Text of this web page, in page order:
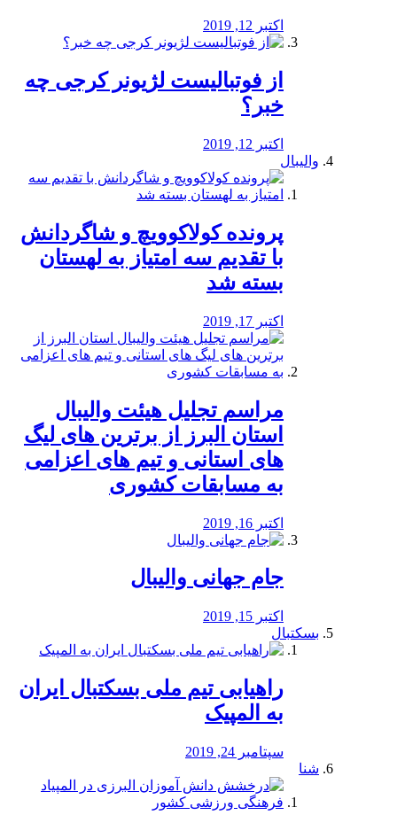
اکتبر 12, 2019
از فوتبالیست لژیونر کرجی چه
خبر؟
اکتبر 12, 2019
والیبال
پرونده کولاکوویچ و شاگردانش
با تقدیم سه امتیاز به لهستان
بسته شد
اکتبر 17, 2019
مراسم تجلیل هیئت والیبال
استان البرز از برترین های لیگ
های استانی و تیم های اعزامی
به مسابقات کشوری
اکتبر 16, 2019
جام جهانی والیبال
اکتبر 15, 2019
بسکتبال
راهیابی تیم ملی بسکتبال ایران
به المپیک
سپتامبر 24, 2019
شنا